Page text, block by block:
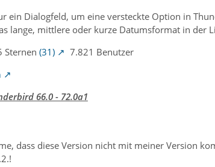
ein Dialogfeld, um eine versteckte Option in
lange, mittlere oder kurze Datumsformat in der
Sternen (31)
7.821 Benutzer
66.0 - 72.0a1
dass diese Version nicht mit meiner Version